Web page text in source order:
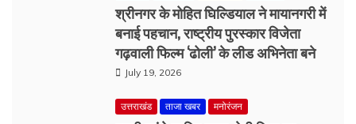
July 19, 2026
उत्तराखंड ताजा खबर मनोरंजन
मसूरी पहुंचे शाहिद कपूर, बेटी मिशा का
वुडस्टॉक स्कूल के समर प्रोग्राम में कराया
दाखिला